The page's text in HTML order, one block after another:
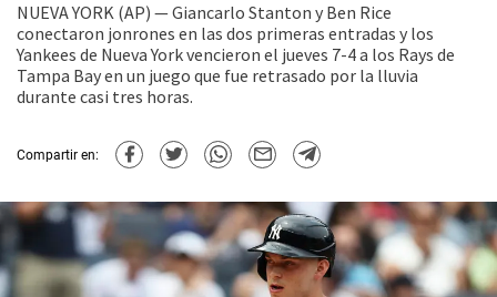
NUEVA YORK (AP) — Giancarlo Stanton y Ben Rice
conectaron jonrones en las dos primeras entradas y los
Yankees de Nueva York vencieron el jueves 7-4 a los Rays de
Tampa Bay en un juego que fue retrasado por la lluvia
durante casi tres horas.
Compartir en: